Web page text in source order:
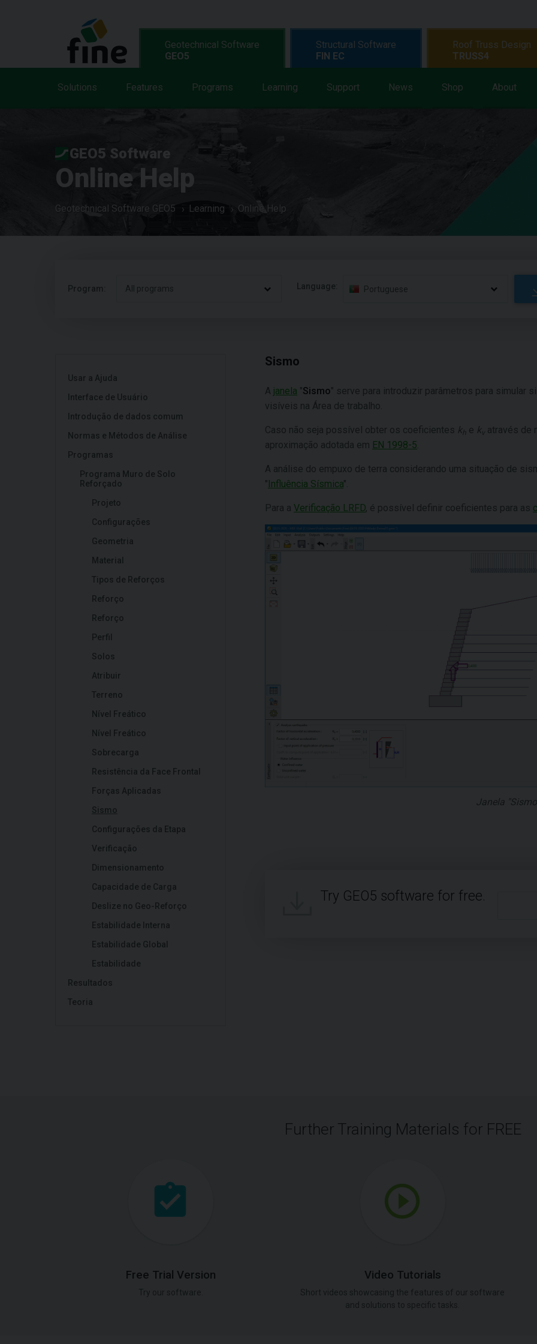
Geotechnical Software
GEO5
Solutions Features Programs Learning Support News Shop About
Structural Software
FIN EC
Roof Truss Design
TRUSS4
GEO5 Software
Online Help
Geotechnical Software GEO5 Learning Online Help
Program: All programs Language: Portuguese
Usar a Ajuda
Interface de Usuário
Introdução de dados comum
Normas e Métodos de Análise
Programas
Programa Muro de Solo
Reforçado
Projeto
Configurações
Geometria
Material
Tipos de Reforços
Reforço
Reforço
Perfil
Solos
Atribuir
Terreno
Nível Freático
Nível Freático
Sobrecarga
Resistência da Face Frontal
Forças Aplicadas
Sismo
Configurações da Etapa
Verificação
Dimensionamento
Capacidade de Carga
Deslize no Geo-Reforço
Estabilidade Interna
Estabilidade Global
Estabilidade
Resultados
Teoria
Sismo
A janela "Sismo" serve para introduzir parâmetros para simular
visíveis na Área de trabalho.
Caso não seja possível obter os coeficientes kh e k v através de
aproximação adotada em EN 1998-5
A análise do empuxo de terra considerando uma situação de
"Influência Sísmica".
Para a Verificação LRFD, é possível definir coeficientes para as
Janela
Try GEO5 software for free.
Further Training Materials for FREE
Free Trial Version Video Tutorials